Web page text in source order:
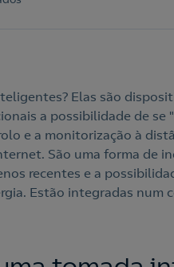
Elas são
a possibilidade de se
e a monitorização à
São uma forma de
recentes e a
Estão integradas num